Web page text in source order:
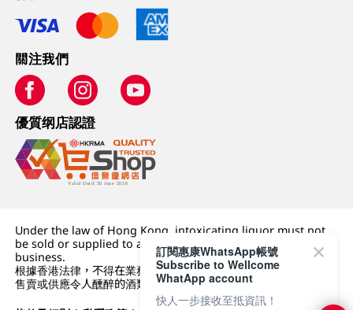
關注我們
優質纲店認證
Under the law of Hong Kong, intoxicating liquor must not
be sold or supplied to a minor (under 18) in the course of
business.
根據香港法律，不得在業務過程中，向未成年人 (18 歲以下人士)
售賣或供應令人醺醉的酒類。
訂閱惠康WhatsApp帳號
Subscribe to Wellcome
WhatApp account
快人一步接收至抵資訊！